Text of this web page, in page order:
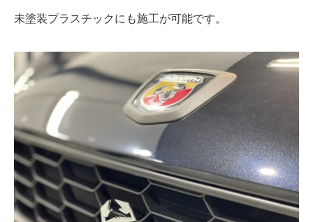
未塗装プラスチックにも施工が可能です。